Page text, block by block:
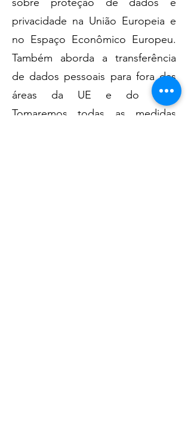
privacidade na União Europeia e
no Espaço Econômico Europeu.
Também aborda a transferência
de dados pessoais para fora das
áreas da UE e do EEE.
Tomaremos todas as medidas